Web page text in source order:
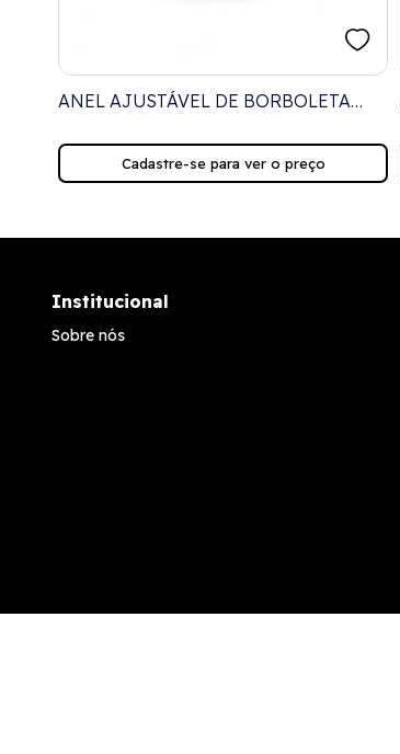
ANEL AJUSTÁVEL DE BORBOLETA
Cadastre-se para ver o preço
Institucional
Sobre nós